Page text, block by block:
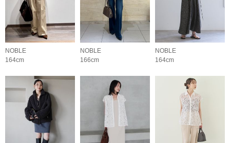
NOBLE
164cm
NOBLE
166cm
NOBLE
164cm